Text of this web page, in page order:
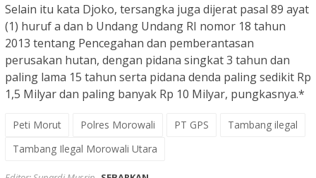
Selain itu kata Djoko, tersangka juga dijerat pasal 89 ayat
(1) huruf a dan b Undang Undang RI nomor 18 tahun
2013 tentang Pencegahan dan pemberantasan
perusakan hutan, dengan pidana singkat 3 tahun dan
paling lama 15 tahun serta pidana denda paling sedikit Rp
1,5 Milyar dan paling banyak Rp 10 Milyar, pungkasnya.*
Peti Morut Polres Morowali PT GPS
Tambang ilegal
Tambang Ilegal Morowali Utara